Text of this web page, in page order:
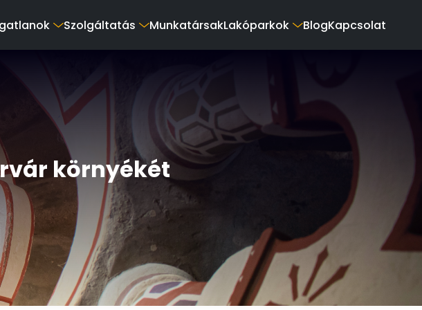
Szolgáltatás MunkatársakLakóparkok BlogKapcsolat
környékét